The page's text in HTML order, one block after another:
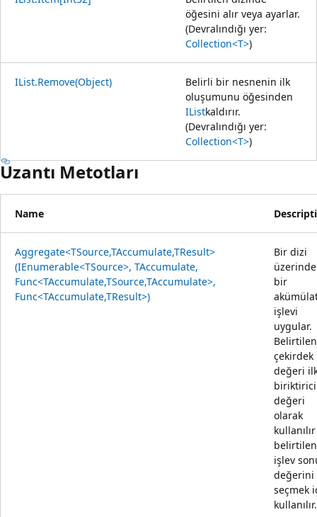
öğesini alır veya ayarlar.
(Devralındığı yer:
Collection<T>)
IList.Remove(Object)
Belirli bir nesnenin ilk
oluşumunu öğesinden
IListkaldırır.
(Devralındığı yer:
Collection<T>)
Uzantı Metotları
Name
Aggregate<TSource,TAccumulate,TResult>
(IEnumerable<TSource>, TAccumulate,
Func<TAccumulate,TSource,TAccumulate>,
Func<TAccumulate,TResult>)
Bir dizi
üzerinde
bir
işlevi
uygular.
Belirtilen
çekirdek
değeri
biriktirici
değeri
olarak
belirtilen
işlev
değerini
seçmek
kullanılır.